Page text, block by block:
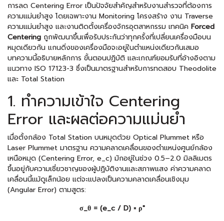
การลด Centering Error เป็นปัจจัยสำคัญสำหรับงานสำรวจที่ต้องการ
ความแม่นยำสูง โดยเฉพาะงาน Monitoring โครงสร้าง งาน Traverse
ความแม่นยำสูง และงานติดตั้งเครื่องจักรอุตสาหกรรม เทคนิค Forced
Centering ถูกพัฒนาขึ้นเพื่อรับประกันว่าทุกครั้งที่เปลี่ยนเครื่องมือบน
หมุดเดียวกัน แกนดิ่งของเครื่องมือจะอยู่ในตำแหน่งเดียวกันเสมอ
บทความนี้อธิบายหลักการ ขั้นตอนปฏิบัติ และเกณฑ์ยอมรับที่อ้างอิงตาม
แนวทาง ISO 17123-3 ซึ่งเป็นมาตรฐานสำหรับการทดสอบ Theodolite
และ Total Station
1. ทำความเข้าใจ Centering
Error และผลต่อความแม่นยำ
เมื่อตั้งกล้อง Total Station บนหมุดด้วย Optical Plummet หรือ
Laser Plummet มาตรฐาน ความคลาดเคลื่อนของตำแหน่งศูนย์กล้อง
เหนือหมุด (Centering Error, e_c) มักอยู่ในช่วง 0.5–2.0 มิลลิเมตร
ขึ้นอยู่กับความเชี่ยวชาญของผู้ปฏิบัติงานและสภาพแสง ค่าความคลาด
เคลื่อนนี้แม้ดูเล็กน้อย แต่จะแปลงเป็นความคลาดเคลื่อนเชิงมุม
(Angular Error) ตามสูตร:
σ_θ = (e_c / D) × ρ″